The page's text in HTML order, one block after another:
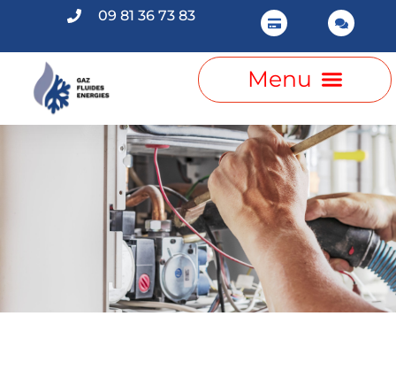
09 81 36 73 83